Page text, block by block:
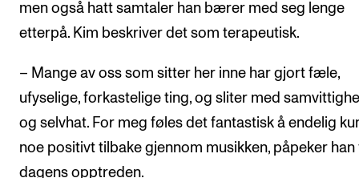
men også hatt samtaler han bærer med seg lenge
etterpå. Kim beskriver det som terapeutisk.
– Mange av oss som sitter her inne har gjort fæle,
ufyselige, forkastelige ting, og sliter med
og selvhat. For meg føles det fantastisk å endelig
noe positivt tilbake gjennom musikken, påpeker
dagens opptreden.